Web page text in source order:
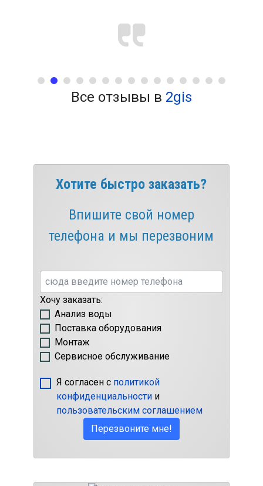
Все отзывы в 2gis
Хотите быстро заказать?
Впишите свой номер
телефона и мы перезвоним
Хочу заказать:
Анализ воды
Поставка оборудования
Монтаж
Сервисное обслуживание
Я согласен с политикой
конфиденциальностии
пользовательским соглашением
Перезвоните мне!